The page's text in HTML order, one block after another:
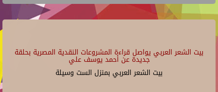
بيت الشعر العربي يواصل قراءة المشروعات النقدية المصرية بحلقة
جديدة عن أحمد يوسف علي
بيت الشعر العربي بمنزل الست وسيلة